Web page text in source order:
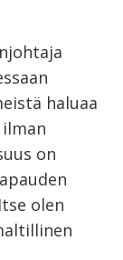
haluaa
on
olen